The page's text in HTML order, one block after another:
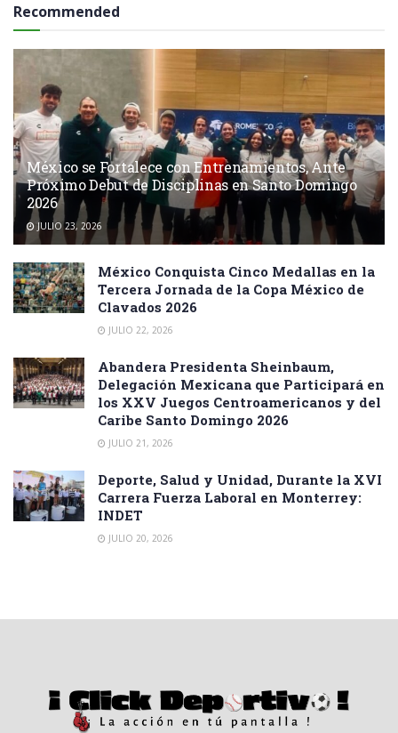
Recommended
México se Fortalece con Entrenamientos, Ante
Próximo Debut de Disciplinas en Santo Domingo
2026
JULIO 23, 2026
México Conquista Cinco Medallas en la
Tercera Jornada de la Copa México de
Clavados 2026
JULIO 22, 2026
Abandera Presidenta Sheinbaum,
Delegación Mexicana que Participará en
los XXV Juegos Centroamericanos y del
Caribe Santo Domingo 2026
JULIO 21, 2026
Deporte, Salud y Unidad, Durante la XVI
Carrera Fuerza Laboral en Monterrey:
INDET
JULIO 20, 2026